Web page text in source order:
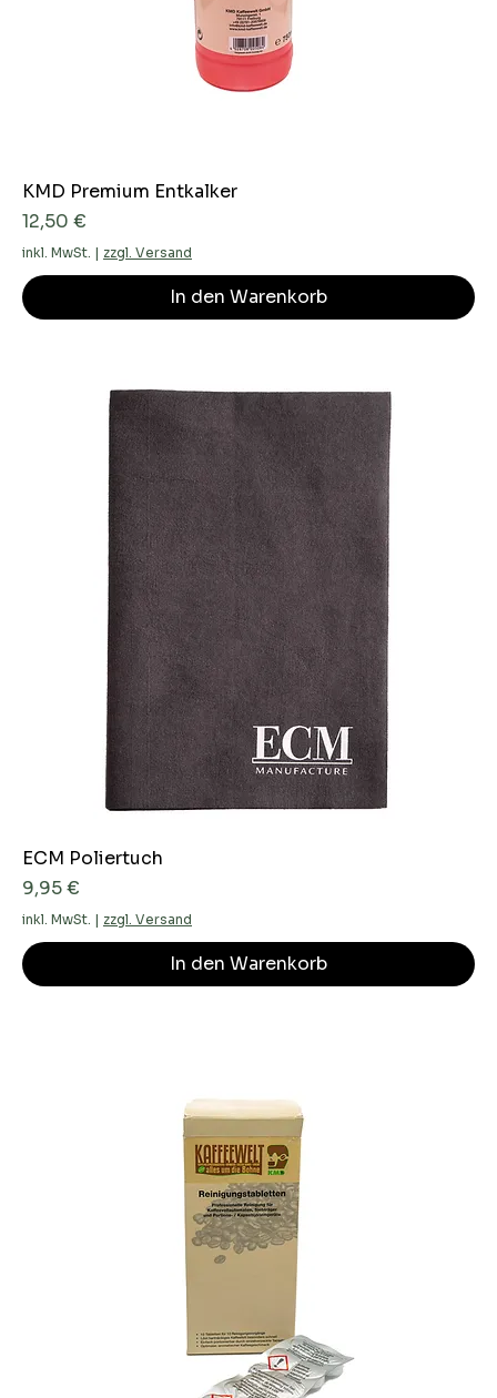
KMD Premium Entkalker
Preis
12,50 €
inkl. MwSt. | zzgl. Versand
In den Warenkorb
ECM Poliertuch
Preis
9,95 €
inkl. MwSt. | zzgl. Versand
In den Warenkorb